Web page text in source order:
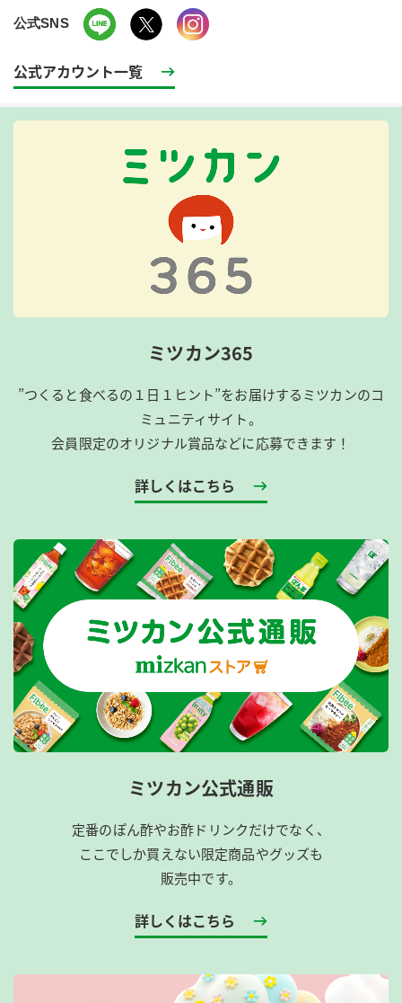
公式SNS
公式アカウント一覧
ミツカン365
”つくると食べるの１日１ヒント”をお届けするミツカンのコ
ミュニティサイト。
会員限定のオリジナル賞品などに応募できます！
詳しくはこちら
ミツカン公式通販
定番のぽん酢やお酢ドリンクだけでなく、
ここでしか買えない限定商品やグッズも
販売中です。
詳しくはこちら